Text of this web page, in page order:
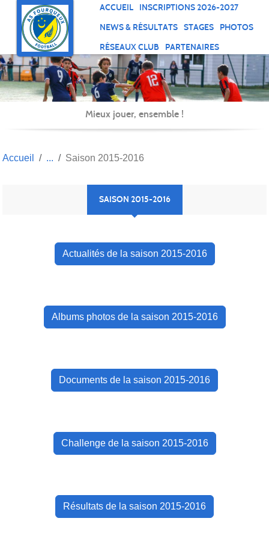
ACCUEIL
INSCRIPTIONS 2026-2027
NEWS & RÉSULTATS
STAGES
PHOTOS
RÉSEAUX CLUB
PARTENAIRES
Mieux jouer, ensemble !
Accueil Saison 2015-2016
SAISON 2015-2016
Actualités de la saison 2015-2016
Albums photos de la saison 2015-2016
Documents de la saison 2015-2016
Challenge de la saison 2015-2016
Résultats de la saison 2015-2016
Panneau de gestion des cookies